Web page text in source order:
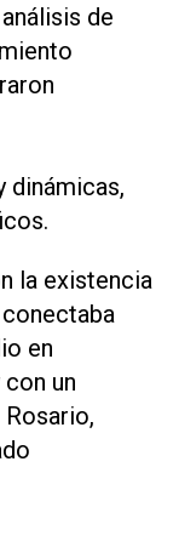
de
dinámicas,
la existencia
en
un